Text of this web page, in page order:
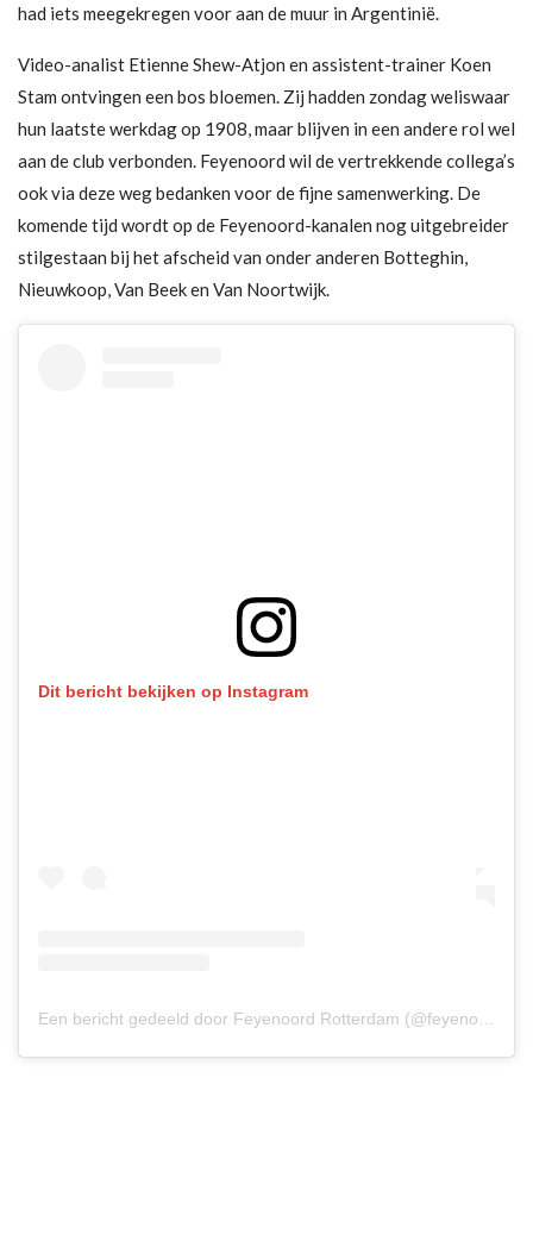
had iets meegekregen voor aan de muur in Argentinië.
Video-analist Etienne Shew-Atjon en assistent-trainer Koen
Stam ontvingen een bos bloemen. Zij hadden zondag weliswaar
hun laatste werkdag op 1908, maar blijven in een andere rol wel
aan de club verbonden. Feyenoord wil de vertrekkende collega’s
ook via deze weg bedanken voor de fijne samenwerking. De
komende tijd wordt op de Feyenoord-kanalen nog uitgebreider
stilgestaan bij het afscheid van onder anderen Botteghin,
Nieuwkoop, Van Beek en Van Noortwijk.
Dit bericht bekijken op Instagram